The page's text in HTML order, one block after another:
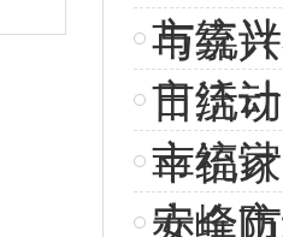
与嘉
市统
日活动
市统
幸福
市统
安全
赤峰